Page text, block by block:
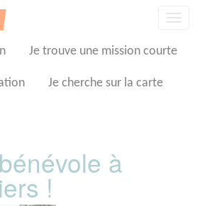
Je trouve une mission courte
Je cherche sur la carte
à
!